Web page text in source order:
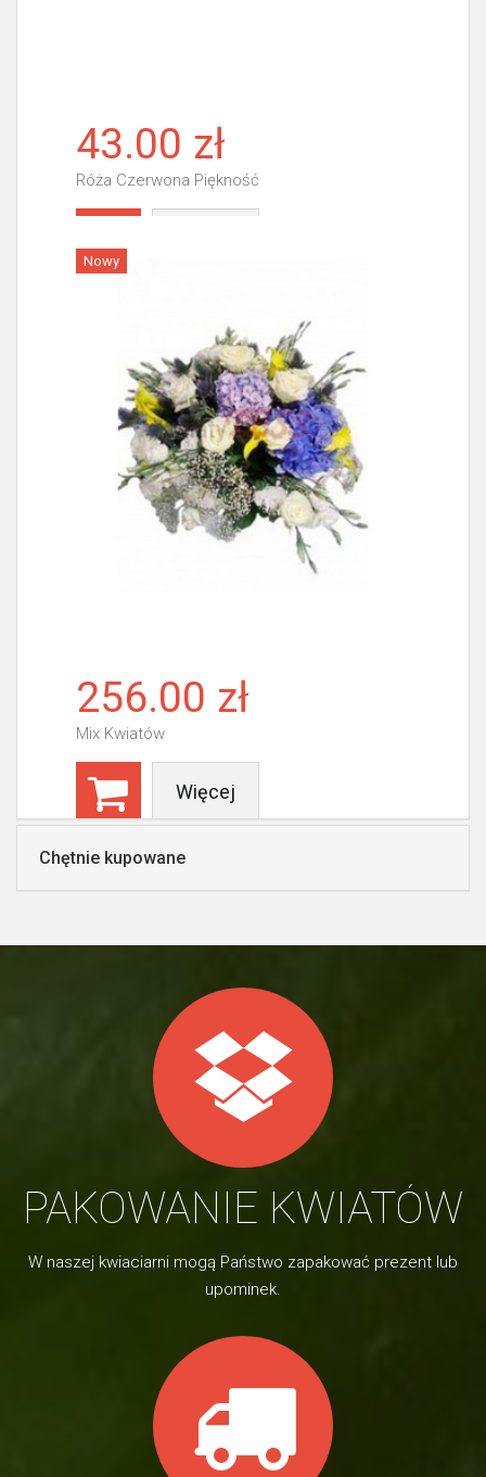
43.00 zł
Róża Czerwona Piękność
Nowy
256.00 zł
Mix Kwiatów
Więcej
Chętnie kupowane
PAKOWANIE KWIATÓW
W naszej kwiaciarni mogą Państwo zapakować prezent lub
upominek.